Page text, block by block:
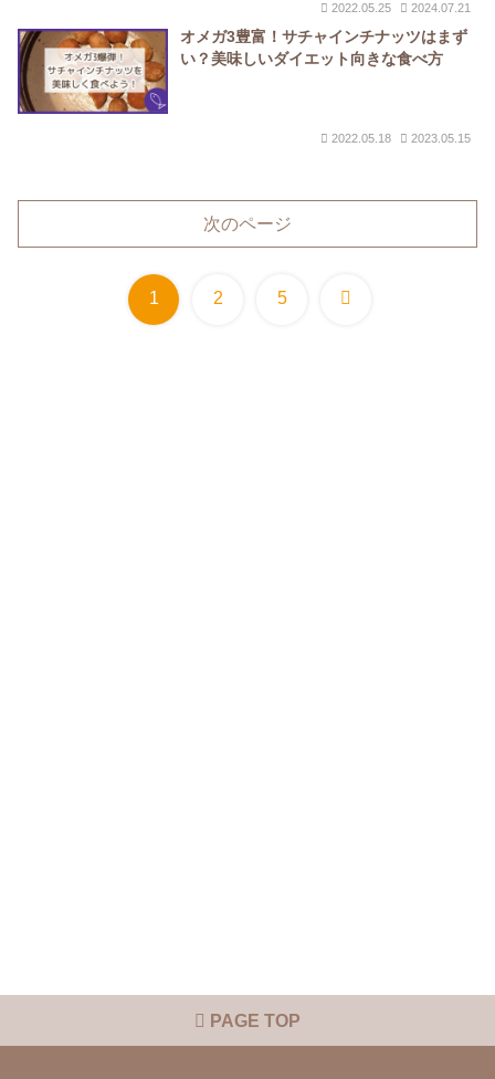
2022.05.25 2024.07.21
オメガ3豊富！サチャインチナッツはまず
い？美味しいダイエット向きな食べ方
2022.05.18 2023.05.15
次のページ
1 2 5 次
PAGE TOP